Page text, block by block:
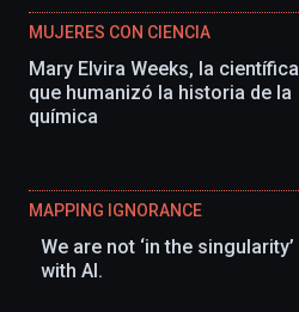
MUJERES CON CIENCIA
Mary Elvira Weeks, la científica
que humanizó la historia de la
química
MAPPING IGNORANCE
We are not ‘in the singularity’
with AI.